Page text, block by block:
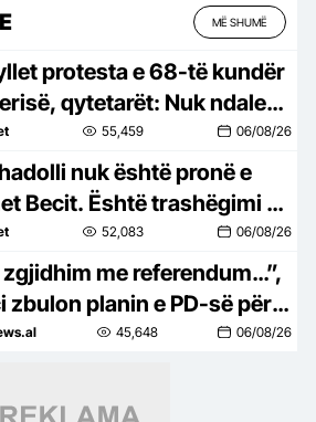
MË SHUMË
protesta e 68-të kundër
qytetarët: Nuk ndalemi
largimin e Ramës
55,459 06/08/26
nuk është pronë e
Becit. Është trashëgimi e
52,083 06/08/26
zgjidhim me referendum…”,
zbulon planin e PD-së për
uljen e numrit të
45,648 06/08/26